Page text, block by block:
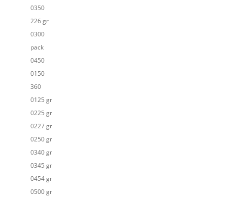
0350
226 gr
0300
pack
0450
0150
360
0125 gr
0225 gr
0227 gr
0250 gr
0340 gr
0345 gr
0454 gr
0500 gr